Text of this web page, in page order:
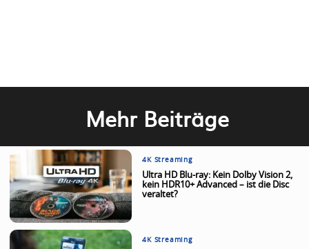
Mehr Beiträge
4K Streaming
Ultra HD Blu-ray: Kein Dolby Vision 2,
kein HDR10+ Advanced – ist die Disc
veraltet?
4K Streaming